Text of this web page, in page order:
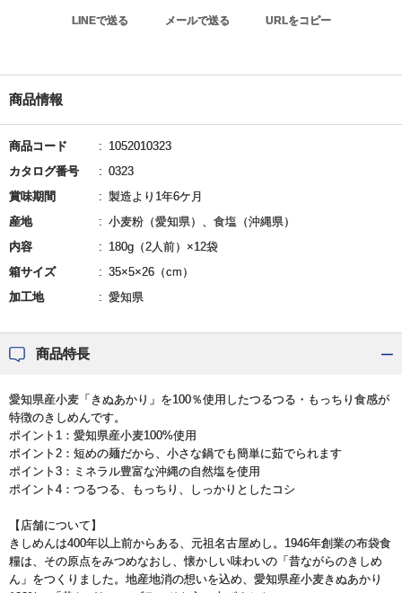
LINEで送る メールで送る URLをコピー
商品情報
商品コード
1052010323
カタログ番号
0323
賞味期間
製造より1年6ケ月
産地
小麦粉（愛知県）、食塩（沖縄県）
内容
180g（2人前）×12袋
箱サイズ
35×5×26（cm）
加工地
愛知県
商品特長
愛知県産小麦「きぬあかり」を100％使用したつるつる・もっちり食感が
特徴のきしめんです。
ポイント1：愛知県産小麦100%使用
ポイント2：短めの麺だから、小さな鍋でも簡単に茹でられます
ポイント3：ミネラル豊富な沖縄の自然塩を使用
ポイント4：つるつる、もっちり、しっかりとしたコシ
【店舗について】
きしめんは400年以上前からある、元祖名古屋めし。1946年創業の布袋食
糧は、その原点をみつめなおし、懐かしい味わいの「昔ながらのきしめ
ん」をつくりました。地産地消の想いを込め、愛知県産小麦きぬあかり